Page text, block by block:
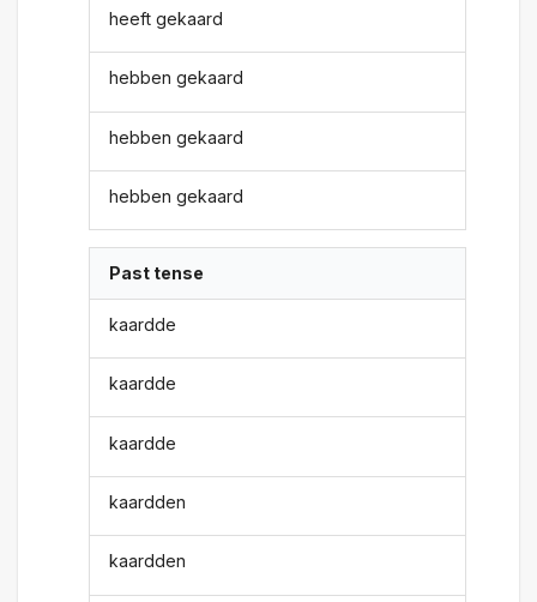
heeft gekaard
hebben gekaard
hebben gekaard
hebben gekaard
Past tense
kaardde
kaardde
kaardde
kaardden
kaardden